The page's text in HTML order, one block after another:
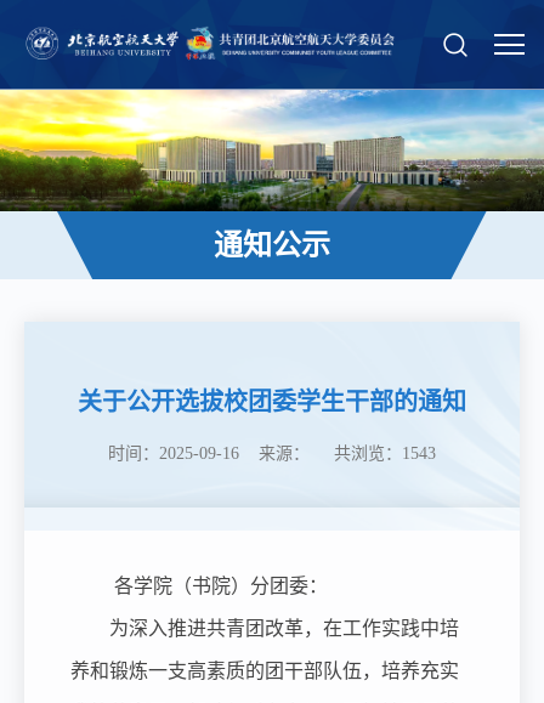
通知公示
关于公开选拔校团委学生干部的通知
时间：2025-09-16 来源： 共浏览： 1543
各学院（书院）分团委：
为深入推进共青团改革，在工作实践中培
养和锻炼一支高素质的团干部队伍，培养充实